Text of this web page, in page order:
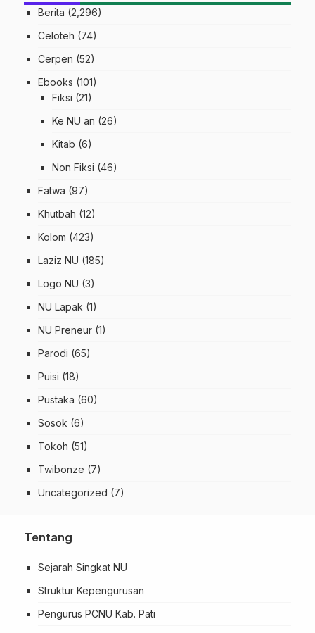
Berita (2,296)
Celoteh (74)
Cerpen (52)
Ebooks (101)
Fiksi (21)
Ke NU an (26)
Kitab (6)
Non Fiksi (46)
Fatwa (97)
Khutbah (12)
Kolom (423)
Laziz NU (185)
Logo NU (3)
NU Lapak (1)
NU Preneur (1)
Parodi (65)
Puisi (18)
Pustaka (60)
Sosok (6)
Tokoh (51)
Twibonze (7)
Uncategorized (7)
Tentang
Sejarah Singkat NU
Struktur Kepengurusan
Pengurus PCNU Kab. Pati